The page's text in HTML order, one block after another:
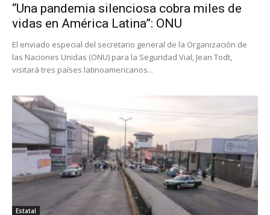
“Una pandemia silenciosa cobra miles de
vidas en América Latina”: ONU
El enviado especial del secretario general de la Organización de
las Naciones Unidas (ONU) para la Seguridad Vial, Jean Todt,
visitará tres países latinoamericanos...
Estatal